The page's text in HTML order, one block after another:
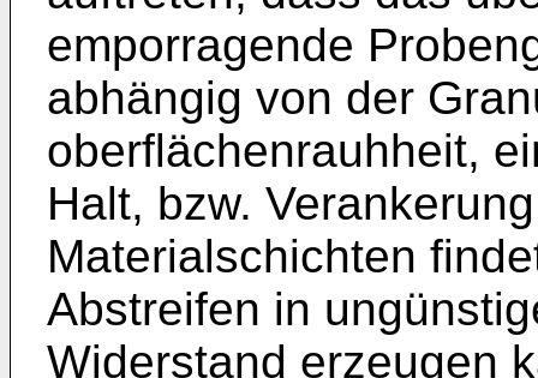
emporragende
abhängig von der
oberflächenrauhheit,
Halt, bzw.
Materialschichten
Abstreifen in
Widerstand erzeugen